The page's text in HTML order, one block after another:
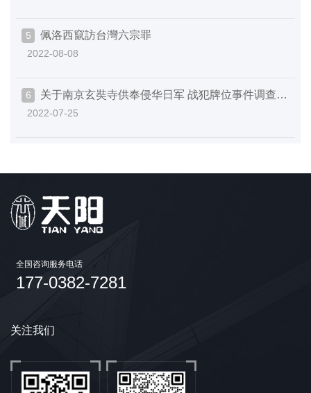
5 佩洛西竄訪台灣六宗罪
2022-08-08
6
关于南京玄奘寺供奉侵华日军 战犯牌位事件调查处
理情况的通报
2022-07-25
全国咨询服务电话
177-0382-7281
关注我们